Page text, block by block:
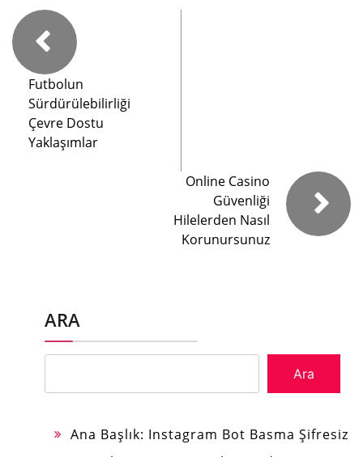
Futbolun
Sürdürülebilirliği
Çevre Dostu
Yaklaşımlar
Online Casino
Güvenliği
Hilelerden Nasıl
Korunursunuz
ARA
Ara
Ana Başlık: Instagram Bot Basma Şifresiz